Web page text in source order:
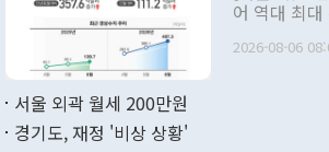
관의 무리한
다. [정동영 통일부 장관이 지난달 23일 오후 서울 종로구 정부서울청사에
어 역대 최
료=한국은행] 한국은행이 6일 발표한 '2026년 6월 국제수지(잠정)'
2026-08-06
서울 외곽 월세 200만원
경기도, 재정 '비상 상황'